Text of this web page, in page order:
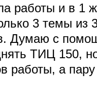
работы и в
3 темы
Думаю с
ТИЦ 150,
работы, а